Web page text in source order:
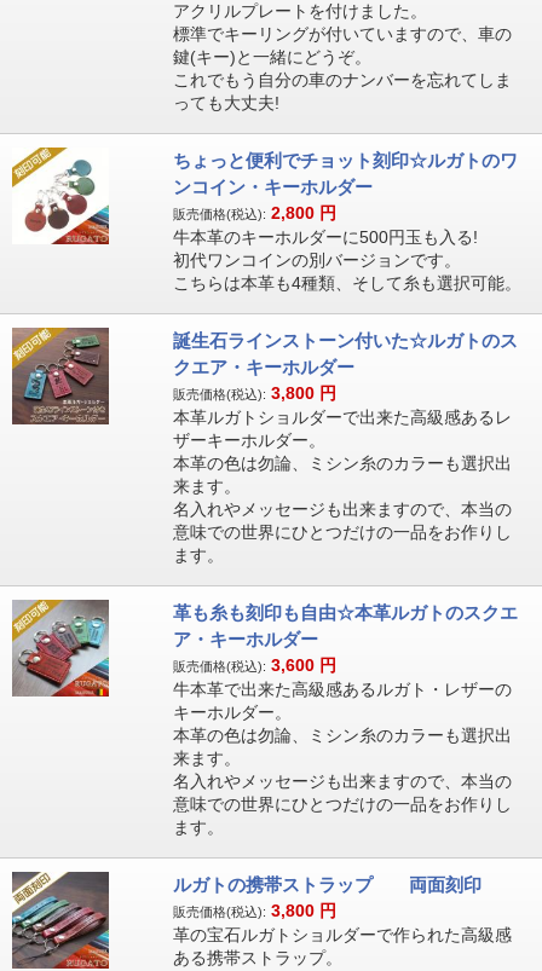
アクリルプレートを付けました。
標準でキーリングが付いていますので、車の
鍵(キー)と一緒にどうぞ。
これでもう自分の車のナンバーを忘れてしま
っても大丈夫!
ちょっと便利でチョット刻印☆ルガトのワ
ンコイン・キーホルダー
販売価格(税込): 2,800 円
牛本革のキーホルダーに500円玉も入る!
初代ワンコインの別バージョンです。
こちらは本革も4種類、そして糸も選択可能。
誕生石ラインストーン付いた☆ルガトのス
クエア・キーホルダー
販売価格(税込): 3,800 円
本革ルガトショルダーで出来た高級感あるレ
ザーキーホルダー。
本革の色は勿論、ミシン糸のカラーも選択出
来ます。
名入れやメッセージも出来ますので、本当の
意味での世界にひとつだけの一品をお作りし
ます。
革も糸も刻印も自由☆本革ルガトのスクエ
ア・キーホルダー
販売価格(税込): 3,600 円
牛本革で出来た高級感あるルガト・レザーの
キーホルダー。
本革の色は勿論、ミシン糸のカラーも選択出
来ます。
名入れやメッセージも出来ますので、本当の
意味での世界にひとつだけの一品をお作りし
ます。
ルガトの携帯ストラップ 両面刻印
販売価格(税込): 3,800 円
革の宝石ルガトショルダーで作られた高級感
ある携帯ストラップ。